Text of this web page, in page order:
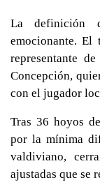
La definición
emocionante. El
representante
Concepción,
con el jugador
Tras 36 hoyos
por la mínima
valdiviano,
ajustadas que se